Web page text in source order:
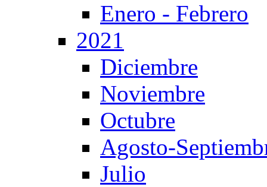
Enero - Febrero
2021
Diciembre
Noviembre
Octubre
Agosto-
Julio